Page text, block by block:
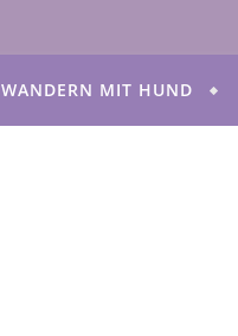
WANDERN MIT HUND